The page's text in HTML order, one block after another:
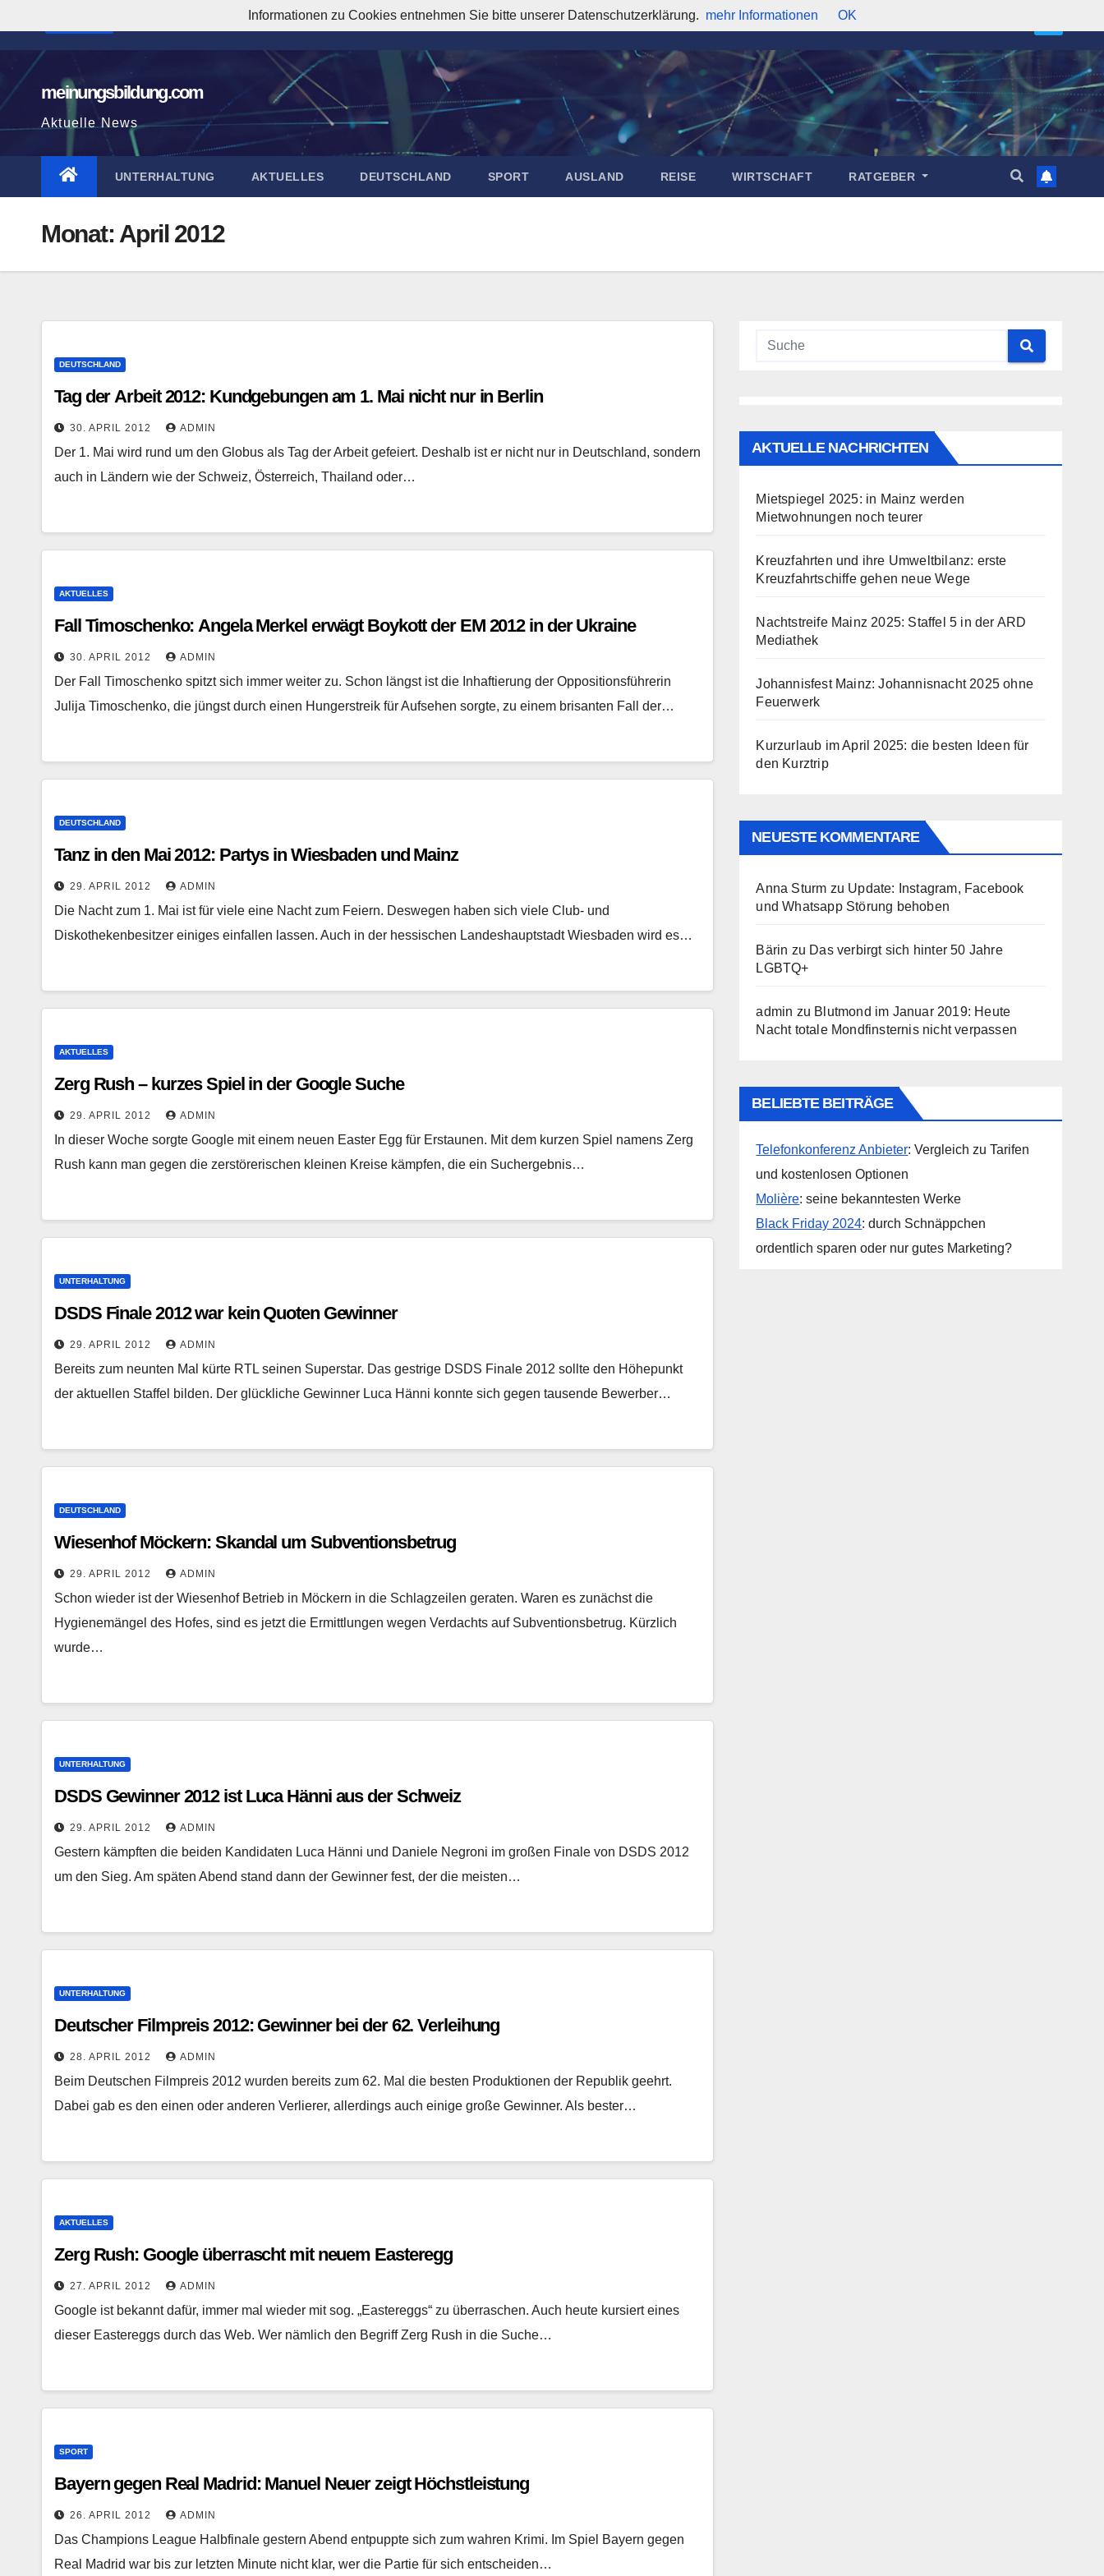
Inhalt
springen
meinungsbildung.com
Aktuelle News
UNTERHALTUNG AKTUELLES DEUTSCHLAND SPORT AUSLAND REISE WIRTSCHAFT RATGEBER
Monat: April 2012
DEUTSCHLAND
Tag der Arbeit 2012: Kundgebungen am 1. Mai nicht nur in Berlin
30. APRIL 2012 ADMIN
Der 1. Mai wird rund um den Globus als Tag der Arbeit gefeiert. Deshalb ist er nicht nur in Deutschland, sondern
auch in Ländern wie der Schweiz, Österreich, Thailand oder…
AKTUELLES
Fall Timoschenko: Angela Merkel erwägt Boykott der EM 2012 in der Ukraine
30. APRIL 2012 ADMIN
Der Fall Timoschenko spitzt sich immer weiter zu. Schon längst ist die Inhaftierung der Oppositionsführerin
Julija Timoschenko, die jüngst durch einen Hungerstreik für Aufsehen sorgte, zu einem brisanten Fall der…
DEUTSCHLAND
Tanz in den Mai 2012: Partys in Wiesbaden und Mainz
29. APRIL 2012 ADMIN
Die Nacht zum 1. Mai ist für viele eine Nacht zum Feiern. Deswegen haben sich viele Club- und
Diskothekenbesitzer einiges einfallen lassen. Auch in der hessischen Landeshauptstadt Wiesbaden wird es…
AKTUELLES
Zerg Rush – kurzes Spiel in der Google Suche
29. APRIL 2012 ADMIN
In dieser Woche sorgte Google mit einem neuen Easter Egg für Erstaunen. Mit dem kurzen Spiel namens Zerg
Rush kann man gegen die zerstörerischen kleinen Kreise kämpfen, die ein Suchergebnis…
UNTERHALTUNG
DSDS Finale 2012 war kein Quoten Gewinner
29. APRIL 2012 ADMIN
Bereits zum neunten Mal kürte RTL seinen Superstar. Das gestrige DSDS Finale 2012 sollte den Höhepunkt
der aktuellen Staffel bilden. Der glückliche Gewinner Luca Hänni konnte sich gegen tausende Bewerber…
DEUTSCHLAND
Wiesenhof Möckern: Skandal um Subventionsbetrug
29. APRIL 2012 ADMIN
Schon wieder ist der Wiesenhof Betrieb in Möckern in die Schlagzeilen geraten. Waren es zunächst die
Hygienemängel des Hofes, sind es jetzt die Ermittlungen wegen Verdachts auf Subventionsbetrug. Kürzlich
wurde…
UNTERHALTUNG
DSDS Gewinner 2012 ist Luca Hänni aus der Schweiz
29. APRIL 2012 ADMIN
Gestern kämpften die beiden Kandidaten Luca Hänni und Daniele Negroni im großen Finale von DSDS 2012
um den Sieg. Am späten Abend stand dann der Gewinner fest, der die meisten…
UNTERHALTUNG
Deutscher Filmpreis 2012: Gewinner bei der 62. Verleihung
28. APRIL 2012 ADMIN
Beim Deutschen Filmpreis 2012 wurden bereits zum 62. Mal die besten Produktionen der Republik geehrt.
Dabei gab es den einen oder anderen Verlierer, allerdings auch einige große Gewinner. Als bester…
AKTUELLES
Zerg Rush: Google überrascht mit neuem Easteregg
27. APRIL 2012 ADMIN
Google ist bekannt dafür, immer mal wieder mit sog. „Eastereggs“ zu überraschen. Auch heute kursiert eines
dieser Eastereggs durch das Web. Wer nämlich den Begriff Zerg Rush in die Suche…
SPORT
Bayern gegen Real Madrid: Manuel Neuer zeigt Höchstleistung
26. APRIL 2012 ADMIN
Das Champions League Halbfinale gestern Abend entpuppte sich zum wahren Krimi. Im Spiel Bayern gegen
Real Madrid war bis zur letzten Minute nicht klar, wer die Partie für sich entscheiden…
AKTUELLE NACHRICHTEN
Mietspiegel 2025: in Mainz werden
Mietwohnungen noch teurer
Kreuzfahrten und ihre Umweltbilanz: erste
Kreuzfahrtschiffe gehen neue Wege
Nachtstreife Mainz 2025: Staffel 5 in der ARD
Mediathek
Johannisfest Mainz: Johannisnacht 2025 ohne
Feuerwerk
Kurzurlaub im April 2025: die besten Ideen für
den Kurztrip
NEUESTE KOMMENTARE
Anna Sturm zu Update: Instagram, Facebook
und Whatsapp Störung behoben
Bärin zu Das verbirgt sich hinter 50 Jahre
LGBTQ+
admin zu Blutmond im Januar 2019: Heute
Nacht totale Mondfinsternis nicht verpassen
BELIEBTE BEITRÄGE
Telefonkonferenz Anbieter: Vergleich zu Tarifen
und kostenlosen Optionen
Molière: seine bekanntesten Werke
Black Friday 2024: durch Schnäppchen
ordentlich sparen oder nur gutes Marketing?
Informationen zu Cookies entnehmen Sie bitte unserer Datenschutzerklärung. mehr Informationen OK